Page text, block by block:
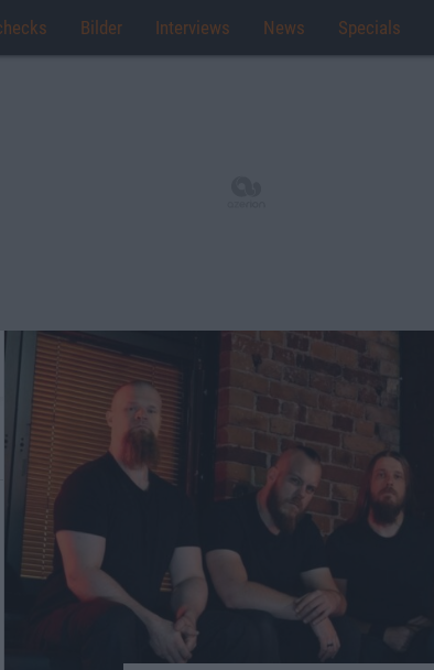
Bilder Interviews News Specials